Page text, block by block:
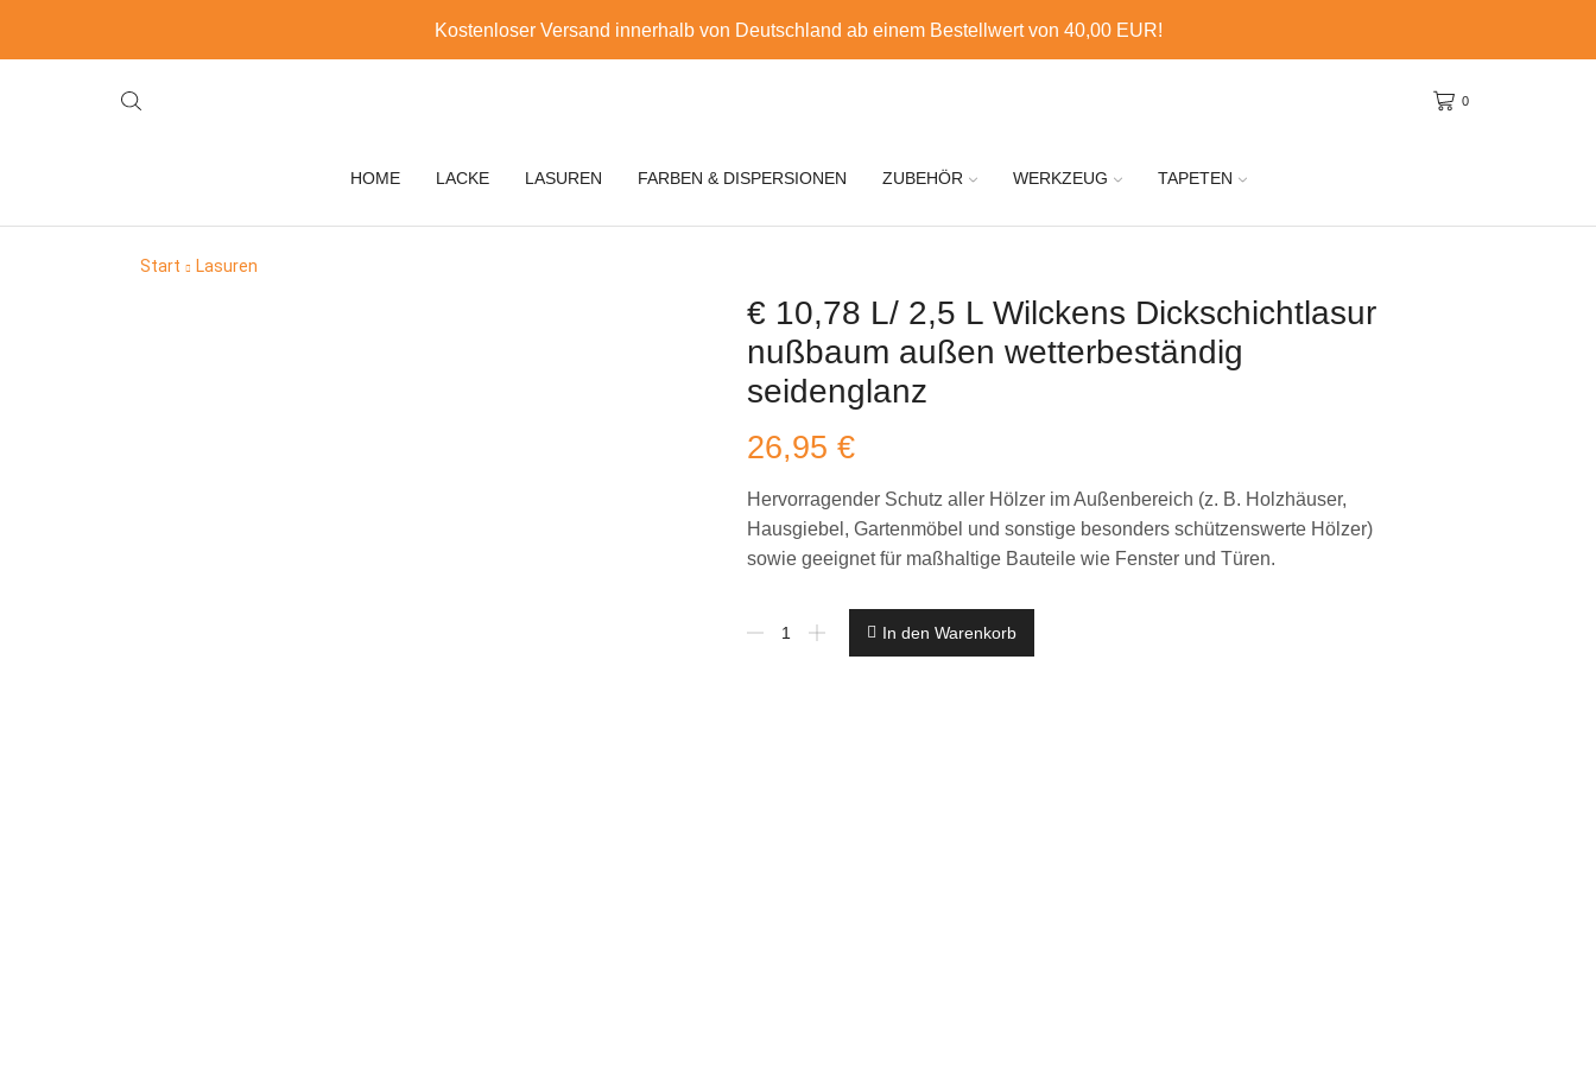
Kostenloser Versand innerhalb von Deutschland ab einem Bestellwert von 40,00 EUR!
0
HOME LACKE LASUREN FARBEN & DISPERSIONEN ZUBEHÖR WERKZEUG TAPETEN
Start Lasuren
€ 10,78 L/ 2,5 L Wilckens Dickschichtlasur
nußbaum außen wetterbeständig
seidenglanz
26,95 €
Hervorragender Schutz aller Hölzer im Außenbereich (z. B. Holzhäuser,
Hausgiebel, Gartenmöbel und sonstige besonders schützenswerte Hölzer)
sowie geeignet für maßhaltige Bauteile wie Fenster und Türen.
10,78
In den Warenkorb